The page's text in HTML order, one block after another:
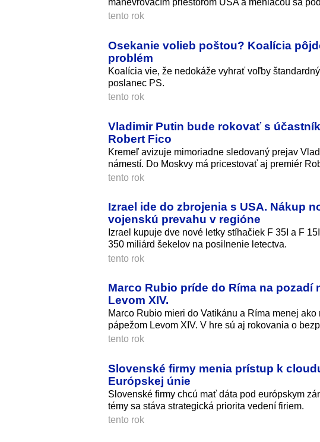
tento rok
Osekanie volieb poštou? Koalícia
problém
Koalícia vie, že nedokáže vyhrať voľby
poslanec PS.
tento rok
Vladimir Putin bude rokovať s
Robert Fico
Kremeľ avizuje mimoriadne sledovaný prejav
námestí. Do Moskvy má pricestovať aj premiér
tento rok
Izrael ide do zbrojenia s USA. Nákup
vojenskú prevahu v regióne
Izrael kupuje dve nové letky stíhačiek F 35I a F
350 miliárd šekelov na posilnenie letectva.
tento rok
Marco Rubio príde do Ríma na pozadí
Levom XIV.
Marco Rubio mieri do Vatikánu a Ríma menej
pápežom Levom XIV. V hre sú aj rokovania o
tento rok
Slovenské firmy menia prístup k
Európskej únie
Slovenské firmy chcú mať dáta pod európskym
témy sa stáva strategická priorita vedení firiem.
tento rok